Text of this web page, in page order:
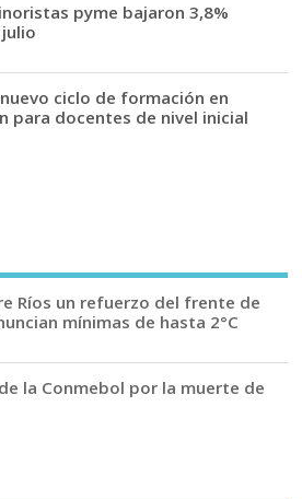
pyme bajaron 3,8%
ciclo de formación en
para docentes de nivel inicial
Ríos un refuerzo del frente de
mínimas de hasta 2°C
la Conmebol por la muerte de